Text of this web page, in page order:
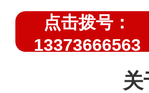
点击拨号：
13373666563
关